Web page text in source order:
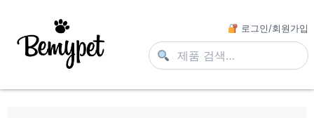
로그인/회원가입